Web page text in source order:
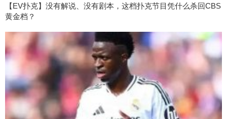
【EV扑克】没有解说、没有剧本，这档扑克节目凭什么杀回CBS
黄金档？